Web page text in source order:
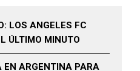
LOS ANGELES FC
ÚLTIMO MINUTO
EN ARGENTINA PARA